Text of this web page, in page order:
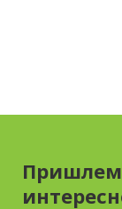
Пришлем